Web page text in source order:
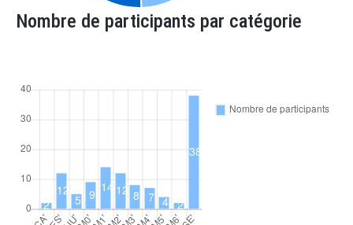
Nombre de participants par catégorie